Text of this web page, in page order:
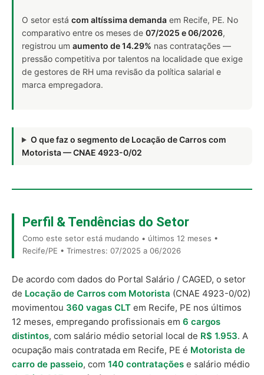
O setor está com altíssima demanda em Recife, PE. No
comparativo entre os meses de 07/2025 e 06/2026,
registrou um aumento de 14.29% nas contratações —
pressão competitiva por talentos na localidade que exige
de gestores de RH uma revisão da política salarial e
marca empregadora.
O que faz o segmento de Locação de Carros com
Motorista — CNAE 4923-0/02
Perfil & Tendências do Setor
Como este setor está mudando • últimos 12 meses •
Recife/PE • Trimestres: 07/2025 a 06/2026
De acordo com dados do Portal Salário / CAGED, o setor
de Locação de Carros com Motorista (CNAE 4923-0/02)
movimentou 360 vagas CLT em Recife, PE nos últimos
12 meses, empregando profissionais em 6 cargos
distintos, com salário médio setorial local de R$ 1.953. A
ocupação mais contratada em Recife, PE é Motorista de
carro de passeio, com 140 contratações e salário médio